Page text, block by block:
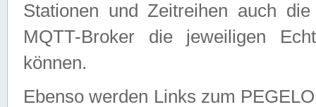
Stationen und Zeitreihen auch
MQTT-Broker die jeweiligen
können.
Ebenso werden Links zum